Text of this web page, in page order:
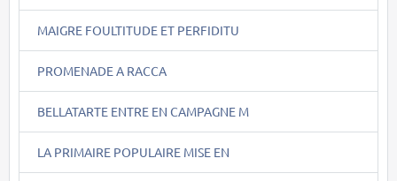
MAIGRE FOULTITUDE ET PERFIDITU
PROMENADE A RACCA
BELLATARTE ENTRE EN CAMPAGNE M
LA PRIMAIRE POPULAIRE MISE EN